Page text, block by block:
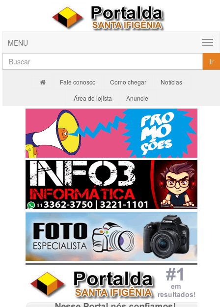
MENU
Ir
Fale conosco Como chegar
Notícias
Área do lojista
Anuncie